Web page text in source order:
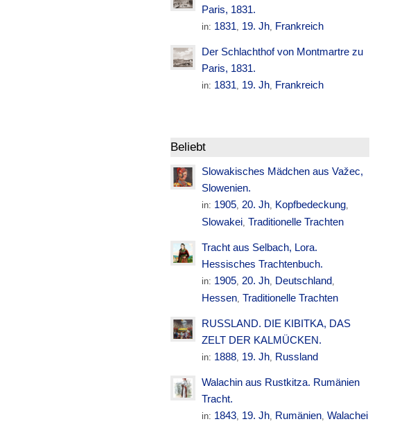
Paris, 1831.
in: 1831, 19. Jh, Frankreich
Der Schlachthof von Montmartre zu
Paris, 1831.
in: 1831, 19. Jh, Frankreich
Beliebt
Slowakisches Mädchen aus Važec,
Slowenien.
in: 1905,20. Jh, Kopfbedeckung,
Slowakei, Traditionelle Trachten
Tracht aus Selbach, Lora.
Hessisches Trachtenbuch.
in: 1905,20. Jh, Deutschland,
Hessen, Traditionelle Trachten
RUSSLAND. DIE KIBITKA, DAS
ZELT DER KALMÜCKEN.
in: 1888, 19. Jh, Russland
Walachin aus Rustkitza. Rumänien
Tracht.
in: 1843, 19. Jh, Rumänien,Walachei